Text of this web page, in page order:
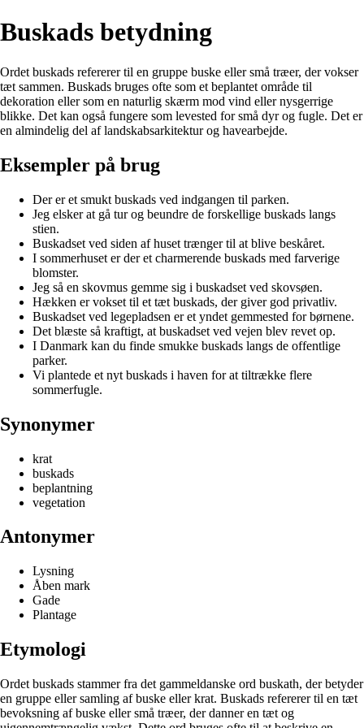
Buskads betydning
Ordet buskads refererer til en gruppe buske eller små træer, der vokser
tæt sammen. Buskads bruges ofte som et beplantet område til
dekoration eller som en naturlig skærm mod vind eller nysgerrige
blikke. Det kan også fungere som levested for små dyr og fugle. Det er
en almindelig del af landskabsarkitektur og havearbejde.
Eksempler på brug
Der er et smukt buskads ved indgangen til parken.
Jeg elsker at gå tur og beundre de forskellige buskads langs
stien.
Buskadset ved siden af huset trænger til at blive beskåret.
I sommerhuset er der et charmerende buskads med farverige
blomster.
Jeg så en skovmus gemme sig i buskadset ved skovsøen.
Hækken er vokset til et tæt buskads, der giver god privatliv.
Buskadset ved legepladsen er et yndet gemmested for børnene.
Det blæste så kraftigt, at buskadset ved vejen blev revet op.
I Danmark kan du finde smukke buskads langs de offentlige
parker.
Vi plantede et nyt buskads i haven for at tiltrække flere
sommerfugle.
Synonymer
krat
buskads
beplantning
vegetation
Antonymer
Lysning
Åben mark
Gade
Plantage
Etymologi
Ordet buskads stammer fra det gammeldanske ord buskath, der betyder
en gruppe eller samling af buske eller krat. Buskads refererer til en tæt
bevoksning af buske eller små træer, der danner en tæt og